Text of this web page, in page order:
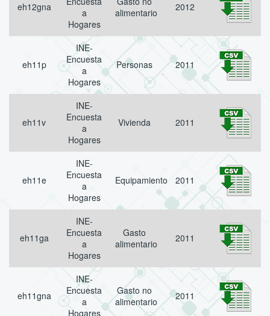
eh12gna
a
Hogares
alimentario
2012
eh11p
INE-
Encuesta
a
Hogares
Personas 2011
eh11v
INE-
Encuesta
a
Hogares
Vivienda 2011
eh11e
INE-
Encuesta
a
Hogares
Equipamiento 2011
eh11ga
INE-
Encuesta
a
Hogares
Gasto
alimentario
2011
eh11gna
INE-
Encuesta
a
Hogares
Gasto no
alimentario
2011